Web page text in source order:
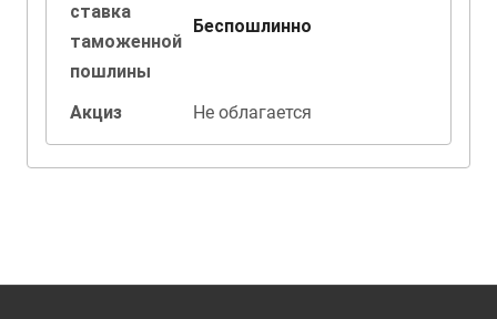
ставка
таможенной
пошлины
Беспошлинно
Акциз Не облагается